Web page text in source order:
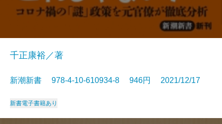
千正康裕／著
新潮新書 978-4-10-610934-8 946円 2021/12/17
新書電子書籍あり